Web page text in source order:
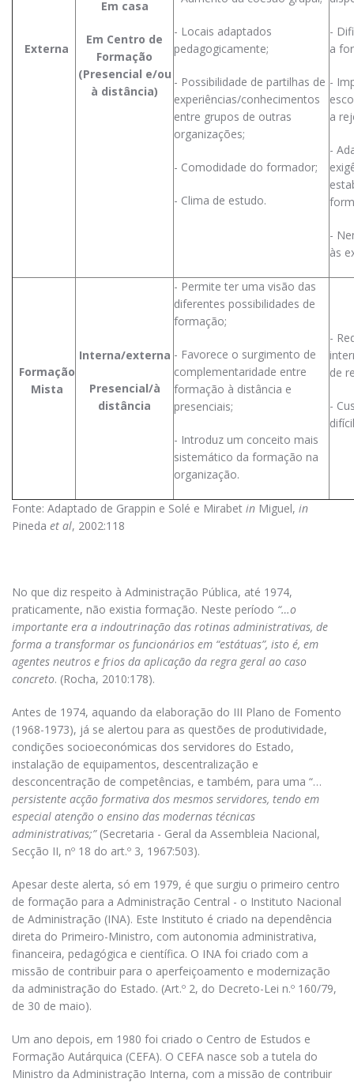
Externa
Em casa
Em Centro de
Formação
(Presencial e/ou
à distância)
- Locais adaptados
pedagogicamente;
- Possibilidade de partilhas de
experiências/conhecimentos
entre grupos de outras
organizações;
- Comodidade do formador;
- Clima de estudo.
-
a
-
a
-
-
às
Formação
Mista
Interna/externa
Presencial/à
distância
- Permite ter uma visão das
diferentes possibilidades de
formação;
- Favorece o surgimento de
complementaridade entre
formação à distância e
presenciais;
- Introduz um conceito mais
sistemático da formação na
organização.
-
de
-
Fonte: Adaptado de Grappin e Solé e Mirabet in Miguel, in
Pineda et al, 2002:118
No que diz respeito à Administração Pública, até 1974,
praticamente, não existia formação. Neste período “…o
importante era a indoutrinação das rotinas administrativas, de
forma a transformar os funcionários em “estátuas”, isto é, em
agentes neutros e frios da aplicação da regra geral ao caso
concreto. (Rocha, 2010:178).
Antes de 1974, aquando da elaboração do III Plano de Fomento
(1968-1973), já se alertou para as questões de produtividade,
condições socioeconómicas dos servidores do Estado,
instalação de equipamentos, descentralização e
desconcentração de competências, e também, para uma “…
persistente acção formativa dos mesmos servidores, tendo em
especial atenção o ensino das modernas técnicas
administrativas;”(Secretaria - Geral da Assembleia Nacional,
Secção II, nº 18 do art.º 3, 1967:503).
Apesar deste alerta, só em 1979, é que surgiu o primeiro centro
de formação para a Administração Central - o Instituto Nacional
de Administração (INA). Este Instituto é criado na dependência
direta do Primeiro-Ministro, com autonomia administrativa,
financeira, pedagógica e científica. O INA foi criado com a
missão de contribuir para o aperfeiçoamento e modernização
da administração do Estado. (Art.º 2, do Decreto-Lei n.º 160/79,
de 30 de maio).
Um ano depois, em 1980 foi criado o Centro de Estudos e
Formação Autárquica (CEFA). O CEFA nasce sob a tutela do
Ministro da Administração Interna, com a missão de contribuir